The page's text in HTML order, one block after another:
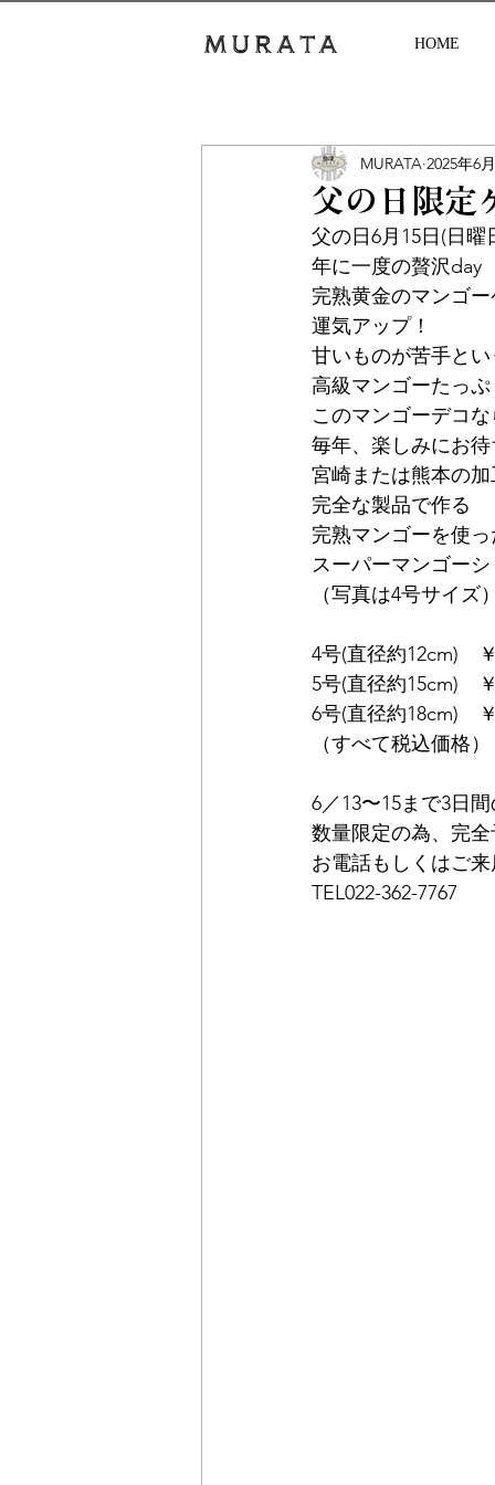
HOME
父の日限定
MURATA 2025年6
父の日6月15日(日曜
年に一度の贅沢day
完熟黄金のマンゴ
運気アップ！
甘いものが苦手と
高級マンゴーたっ
このマンゴーデコ
毎年、楽しみにお
宮崎または熊本の
完全な製品で作る
完熟マンゴーを使っ
スーパーマンゴー
（写真は4号サイズ
4号(直径約12cm)　
5号(直径約15cm)　
6号(直径約18cm)　
（すべて税込価格）
6／13〜15まで3日
数量限定の為、完
お電話もしくはご
TEL022-362-7767